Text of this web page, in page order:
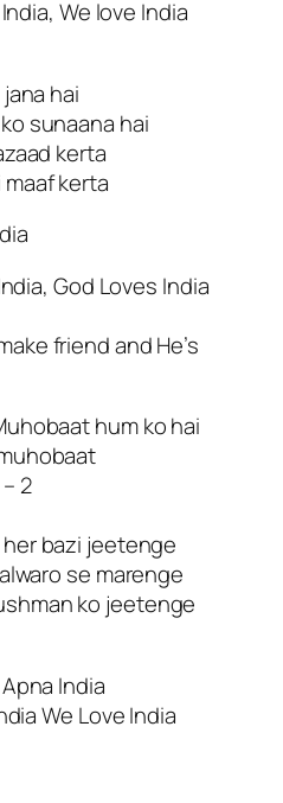
We love India
hai
sunaana hai
kerta
kerta
God Loves India
friend and He’s
hum ko hai
2
bazi jeetenge
se marenge
ko jeetenge
India
We Love India